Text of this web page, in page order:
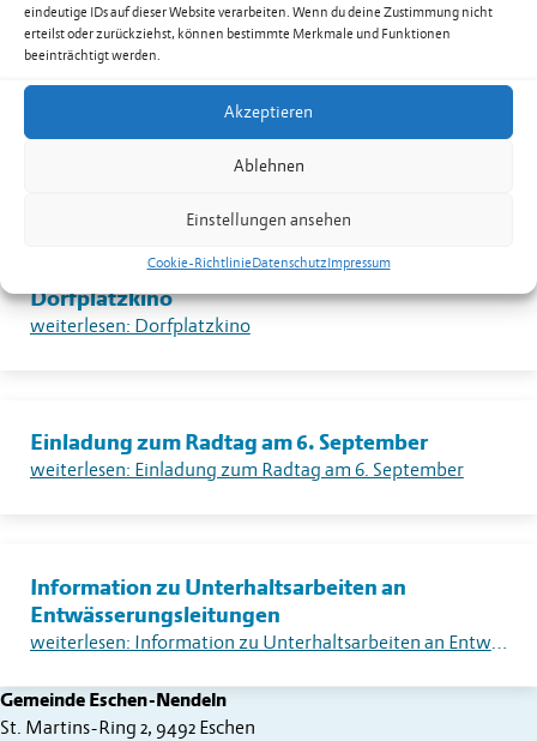
eindeutige IDs auf dieser Website verarbeiten. Wenn du deine Zustimmung nicht
erteilst oder zurückziehst, können bestimmte Merkmale und Funktionen
beeinträchtigt werden.
Akzeptieren
Ablehnen
Einstellungen ansehen
Cookie-RichtlinieDatenschutzImpressum
Weitere Schlagzeilen
Warnung vor sehr grosser Flur- und
Waldbrandgefahr – Erlass eines absoluten
Feuerverbotes im Freien in Liechtenstein
Dorfplatzkino
weiterlesen: Dorfplatzkino
Einladung zum Radtag am 6. September
weiterlesen: Einladung zum Radtag am 6. September
Information zu Unterhaltsarbeiten an
Entwässerungsleitungen
weiterlesen: Information zu Unterhaltsarbeiten an Entwässerungsleitungen
Gemeinde Eschen-Nendeln
St. Martins-Ring 2, 9492 Eschen